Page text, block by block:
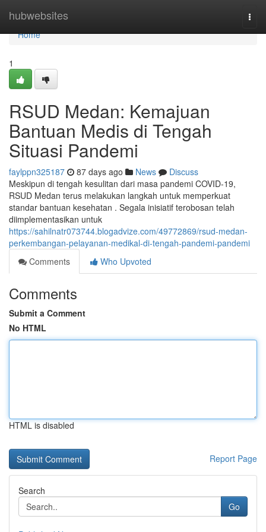
hubwebsites
Home
Home
1
RSUD Medan: Kemajuan
Bantuan Medis di Tengah
Situasi Pandemi
faylppn325187 87 days ago News
Discuss
Meskipun di tengah kesulitan dari masa pandemi COVID-19,
RSUD Medan terus melakukan langkah untuk memperkuat
standar bantuan kesehatan . Segala inisiatif terobosan telah
diimplementasikan untuk
https://sahilnatr073744.blogadvize.com/49772869/rsud-medan-
perkembangan-pelayanan-medikal-di-tengah-pandemi-pandemi
Comments
Who Upvoted
Comments
Submit a Comment
No HTML
HTML is disabled
Report Page
Search
Go